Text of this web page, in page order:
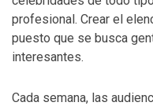
profesional. Crear el
puesto que se busca
interesantes.
Cada semana, las